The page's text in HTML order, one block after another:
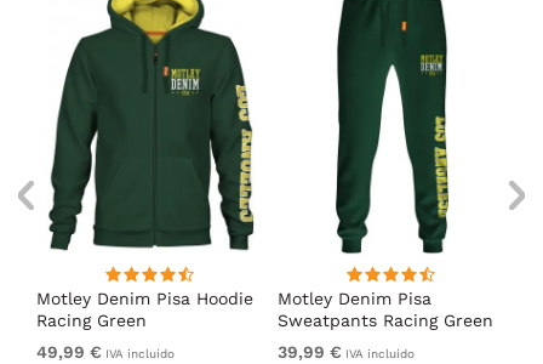
Motley Denim Pisa Hoodie
Racing Green
49,99 € IVA incluído
Motley Denim Pisa
Sweatpants Racing Green
39,99 € IVA incluído